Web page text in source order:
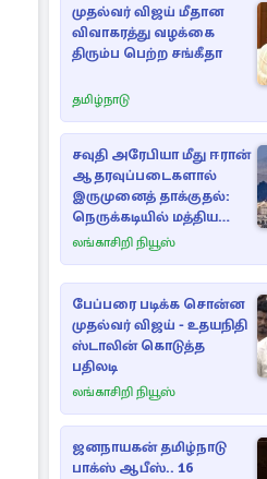
முதல்வர் விஜய் மீதான
விவாகரத்து வழக்கை
திரும்ப பெற்ற சங்கீதா
தமிழ்நாடு
சவுதி அரேபியா மீது ஈரான்
ஆதரவுப்படைகளால்
இருமுனைத் தாக்குதல்:
நெருக்கடியில் மத்திய
கிழக்கு
லங்காசிறி நியூஸ்
பேப்பரை படிக்க சொன்ன
முதல்வர் விஜய் - உதயநிதி
ஸ்டாலின் கொடுத்த
பதிலடி
லங்காசிறி நியூஸ்
ஜனநாயகன் தமிழ்நாடு
பாக்ஸ் ஆபீஸ்.. 16